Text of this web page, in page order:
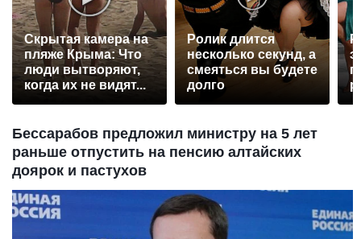
Скрытая камера на
пляже Крыма: Что
люди вытворяют,
когда их не видят...
Ролик длится
несколько секунд, а
смеяться вы будете
долго
Бессарабов предложил министру на 5 лет
раньше отпустить на пенсию алтайских
доярок и пастухов